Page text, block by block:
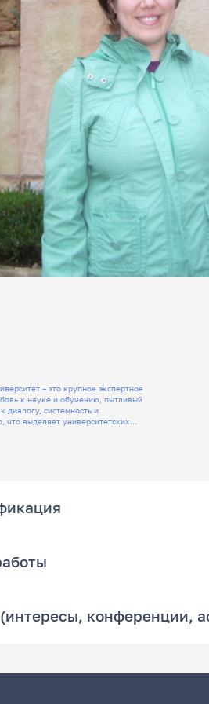
– это крупное экспертное
к науке и обучению, пытливый
что выделяет университетских
конференции,